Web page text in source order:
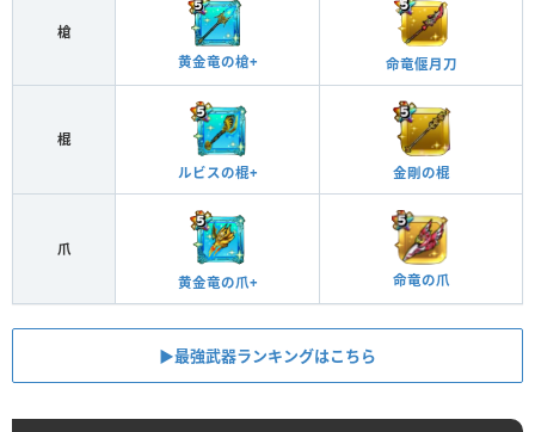
槍
黄金竜の槍+
命竜偃月刀
棍
ルビスの棍+
金剛の棍
爪
黄金竜の爪+
命竜の爪
▶︎最強武器ランキングはこちら